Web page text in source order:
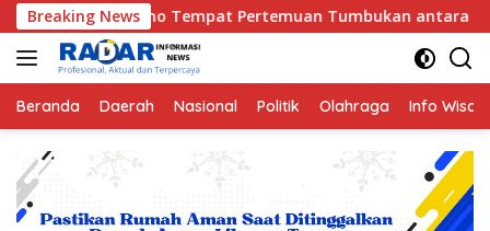
Langsung
ke
konten
Breaking News
Tempat Pertemuan Tumbukan antara Lempeng Indo-
Beranda Daerah Nasional Politik Olahraga Info